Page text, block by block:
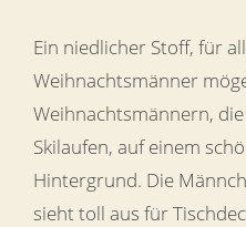
Ein niedlicher Stoff, für
Weihnachtsmänner
Weihnachtsmännern,
Skilaufen, auf einem
Hintergrund. Die
sieht toll aus für